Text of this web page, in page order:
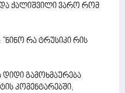
და ქალიშვილი ვარო რომ
რა ტრუსიკი რის
დიდი გამოხმაურება
კომენტარებში,